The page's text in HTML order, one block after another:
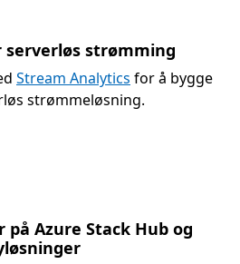
serverløs strømming
Stream Analytics for å bygge
strømmeløsning.
Azure Stack Hub og